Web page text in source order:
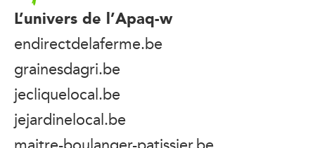
L’univers de l’Apaq-w
endirectdelaferme.be
grainesdagri.be
jecliquelocal.be
jejardinelocal.be